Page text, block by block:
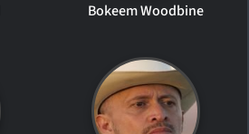
Bokeem Woodbine